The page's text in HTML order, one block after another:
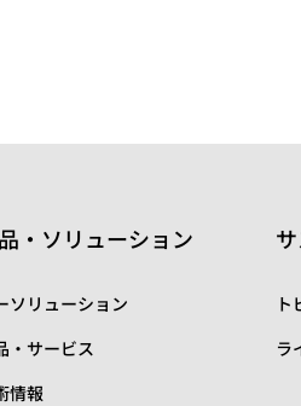
・ソリューション
ソリューション
・サービス
情報
ト
ラ